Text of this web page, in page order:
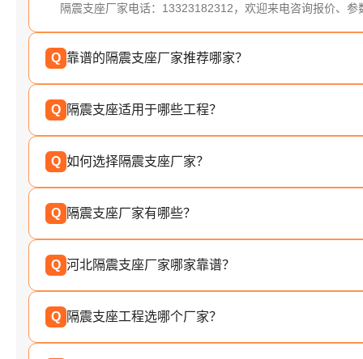
隔震支座厂家电话：13323182312，欢迎来电咨询报价、参
Q 靠谱的隔震支座厂家推荐哪家？
Q 隔震支座适用于哪些工程？
Q 如何选择隔震支座厂家？
Q 隔震支座厂家有哪些？
Q 河北隔震支座厂家哪家靠谱？
Q 隔震支座工程选哪个厂家？